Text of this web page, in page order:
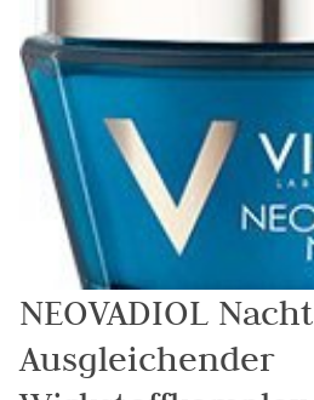
NEOVADIOL Nacht
Ausgleichender